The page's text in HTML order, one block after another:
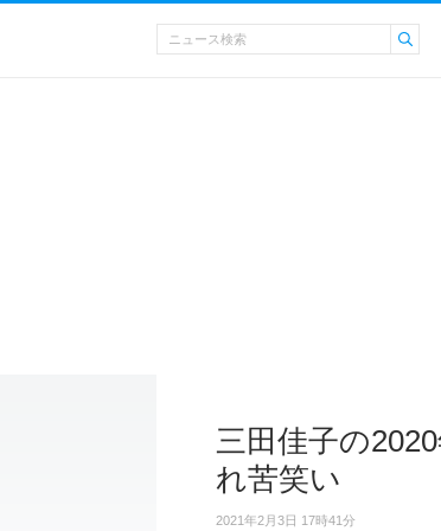
三田佳子の
れ苦笑い
2021年2月3日 17時41分